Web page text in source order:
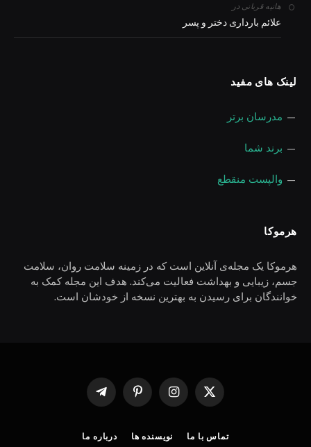
هانیه قربانی در
علائم بارداری دختر و پسر
لینک های مفید
— مدرسان برتر
— برند شما
— والپست منقطع
هرموکا
هرموکا یک مجله‌ی آنلاین است که در زمینه سلامت روان، سلامت
جسم، زیبایی و بهداشت فعالیت می‌کند. هدف این مجله کمک به
خوانندگان برای رسیدن به بهترین نسخه از خودشان است.
X
اینستاگرامپینترست Telegram
تماس با ما نویسنده ها درباره ما